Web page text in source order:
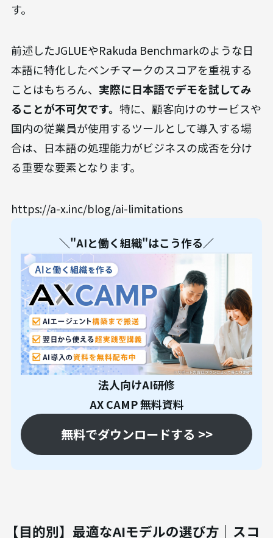
す。
前述したJGLUEやRakuda Benchmarkのような日
本語に特化したベンチマークのスコアを重視する
ことはもちろん、 実際に日本語でデモを試してみ
ることが不可欠です。 特に、顧客向けのサービスや
国内の従業員が使用するツールとして導入する場
合は、日本語の処理能力がビジネスの成否を分け
る重要な要素となります。
https://a-x.inc/blog/ai-limitations
＼"AIと働く組織"はこう作る／
法人向けAI研修
AX CAMP 無料資料
無料でダウンロードする >>
【目的別】最適なAIモデルの選び方｜スコ